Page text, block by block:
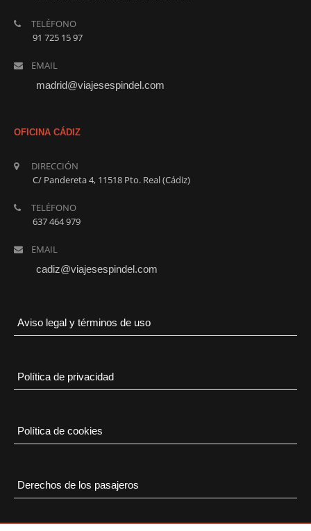
ARCHIVOS
Acceder
Feed de entradas
TELÉFONO
91 725 15 97
EMAIL
madrid@viajesespindel.com
OFICINA CÁDIZ
DIRECCIÓN
C/ Pandereta 4, 11518 Pto. Real (Cádiz)
TELÉFONO
637 464 979
EMAIL
cadiz@viajesespindel.com
Aviso legal y términos de uso
Política de privacidad
Política de cookies
Derechos de los pasajeros